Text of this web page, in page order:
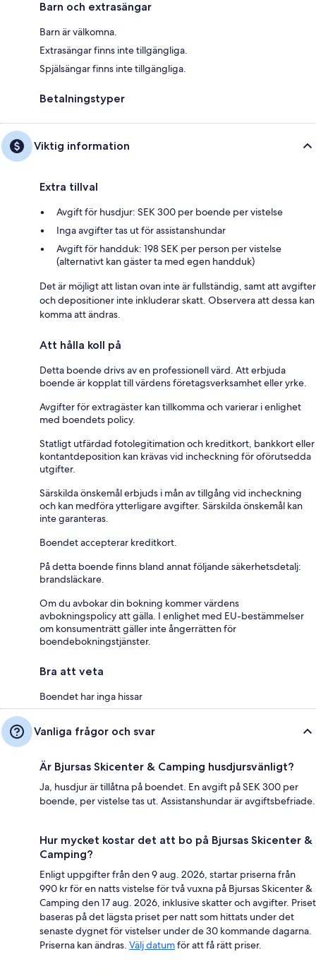
Barn och extrasängar
Barn är välkomna.
Extrasängar finns inte tillgängliga.
Spjälsängar finns inte tillgängliga.
Betalningstyper
Viktig information
Extra tillval
Avgift för husdjur: SEK 300 per boende per vistelse
Inga avgifter tas ut för assistanshundar
Avgift för handduk: 198 SEK per person per vistelse
(alternativt kan gäster ta med egen handduk)
Det är möjligt att listan ovan inte är fullständig, samt att avgifter
och depositioner inte inkluderar skatt. Observera att dessa kan
komma att ändras.
Att hålla koll på
Detta boende drivs av en professionell värd. Att erbjuda
boende är kopplat till värdens företagsverksamhet eller yrke.
Avgifter för extragäster kan tillkomma och varierar i enlighet
med boendets policy.
Statligt utfärdad fotolegitimation och kreditkort, bankkort eller
kontantdeposition kan krävas vid incheckning för oförutsedda
utgifter.
Särskilda önskemål erbjuds i mån av tillgång vid incheckning
och kan medföra ytterligare avgifter. Särskilda önskemål kan
inte garanteras.
Boendet accepterar kreditkort.
På detta boende finns bland annat följande säkerhetsdetalj:
brandsläckare.
Om du avbokar din bokning kommer värdens
avbokningspolicy att gälla. I enlighet med EU-bestämmelser
om konsumenträtt gäller inte ångerrätten för
boendebokningstjänster.
Bra att veta
Boendet har inga hissar
Vanliga frågor och svar
Är Bjursas Skicenter & Camping husdjursvänligt?
Ja, husdjur är tillåtna på boendet. En avgift på SEK 300 per
boende, per vistelse tas ut. Assistanshundar är avgiftsbefriade.
Hur mycket kostar det att bo på Bjursas Skicenter &
Camping?
Enligt uppgifter från den 9 aug. 2026, startar priserna från
990 kr för en natts vistelse för två vuxna på Bjursas Skicenter &
Camping den 17 aug. 2026, inklusive skatter och avgifter. Priset
baseras på det lägsta priset per natt som hittats under det
senaste dygnet för vistelser under de 30 kommande dagarna.
Priserna kan ändras. Välj datumför att få rätt priser.